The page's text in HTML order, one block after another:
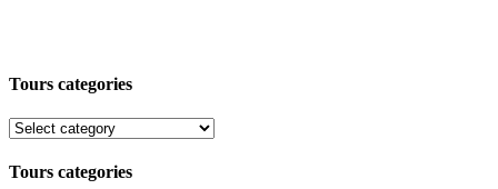
Tours categories
Tours categories